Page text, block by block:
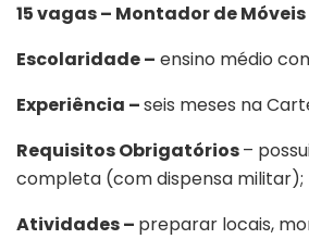
15 vagas – Montador de Móveis
Escolaridade – ensino médio
Experiência –seis meses na
Requisitos Obrigatórios–
completa (com dispensa militar);
Atividades – preparar locais,